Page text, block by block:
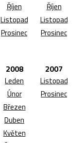
Říjen
Listopad
Prosinec
Říjen
Listopad
Prosinec
2008
Leden
Únor
Březen
Duben
Květen
2007
Listopad
Prosinec